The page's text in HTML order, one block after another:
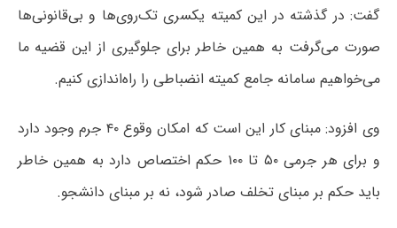
گفت: در گذشته در این کمیته یکسری تک‌روی‌ها و بی‌قانونی‌ها
صورت می‌گرفت به همین خاطر برای جلوگیری از این قضیه ما
می‌خواهیم سامانه جامع کمیته انضباطی را راه‌اندازی کنیم.
وی افزود: مبنای کار این است که امکان وقوع ۴۰ جرم وجود دارد
و برای هر جرمی ۵۰ تا ۱۰۰ حکم اختصاص دارد به همین خاطر
باید حکم بر مبنای تخلف صادر شود، نه بر مبنای دانشجو.